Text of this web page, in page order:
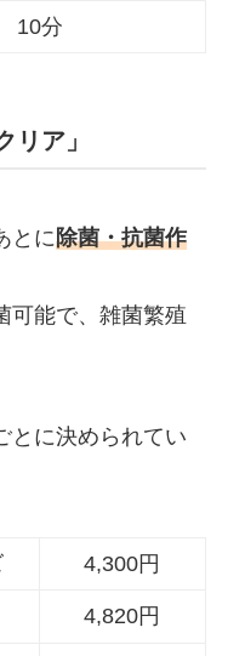
10分
ア」
とに除菌・抗菌作
可能で、雑菌繁殖
とに決められてい
4,300円
4,820円